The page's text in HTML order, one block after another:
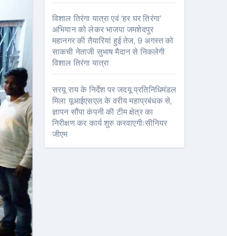
विशाल तिरंगा यात्रा एवं ‘हर घर तिरंगा’
अभियान को लेकर भाजपा जमशेदपुर
महानगर की तैयारियां हुई तेज, 9 अगस्त को
साकची नेताजी सुभाष मैदान से निकलेगी
विशाल तिरंगा यात्रा
सरयू राय के निर्देश पर जदयू प्रतिनिधिमंडल
मिला यूआईएसएल के वरीय महाप्रबंधक से,
ज्ञापन सौंपा कंपनी की टीम क्षेत्र का
निरीक्षण कर कार्य शुरु करवाएगीःसीनियर
जीएम